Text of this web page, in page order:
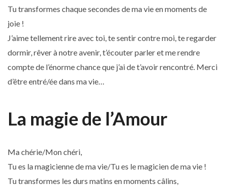
Tu transformes chaque secondes de ma vie en moments de
joie !
J’aime tellement rire avec toi, te sentir contre moi, te regarder
dormir, rêver à notre avenir, t’écouter parler et me rendre
compte de l’énorme chance que j’ai de t’avoir rencontré. Merci
d’être entré/ée dans ma vie…
La magie de l’Amour
Ma chérie/Mon chéri,
Tu es la magicienne de ma vie/Tu es le magicien de ma vie !
Tu transformes les durs matins en moments câlins,